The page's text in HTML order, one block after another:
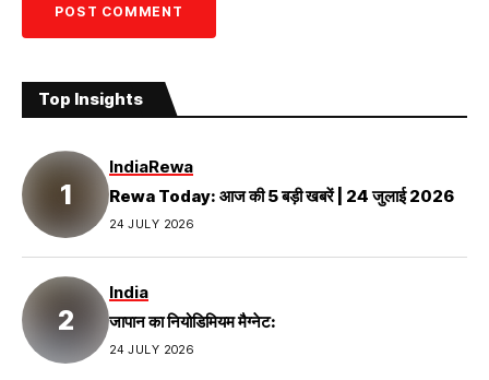
Top Insights
IndiaRewa
Rewa Today: आज की 5 बड़ी खबरें | 24 जुलाई 2026
24 JULY 2026
India
जापान का नियोडिमियम मैग्नेट:
24 JULY 2026